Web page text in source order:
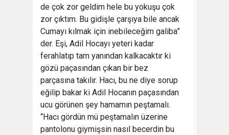
de çok zor geldim hele bu yokuşu çok
zor çıktım. Bu gidişle çarşıya bile ancak
Cumayı kılmak için inebileceğim galiba”
der. Eşi, Adil Hocayı yeteri kadar
ferahlatıp tam yanından kalkacaktır ki
gözü paçasından çıkan bir bez
parçasına takılır. Hacı, bu ne diye sorup
eğilip bakar ki Adil Hocanın paçasından
ucu görünen şey hamamın peştamalı.
“Hacı gördün mü peştamalın üzerine
pantolonu giymişsin nasıl becerdin bu